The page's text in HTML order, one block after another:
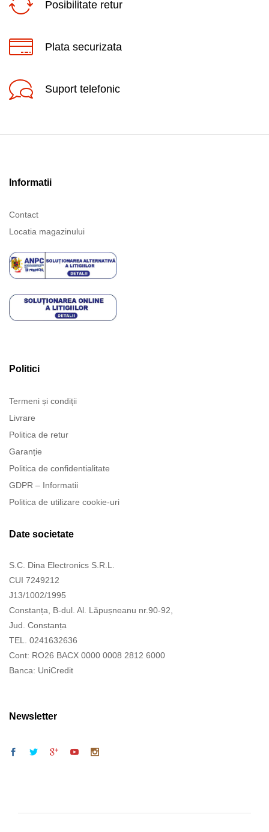
Posibilitate retur
Plata securizata
Suport telefonic
Informatii
Contact
Locatia magazinului
Politici
Termeni și condiții
Livrare
Politica de retur
Garanție
Politica de confidentialitate
GDPR – Informatii
Politica de utilizare cookie-uri
Date societate
S.C. Dina Electronics S.R.L.
CUI 7249212
J13/1002/1995
Constanța, B-dul. Al. Lăpușneanu nr.90-92,
Jud. Constanța
TEL. 0241632636
Cont: RO26 BACX 0000 0008 2812 6000
Banca: UniCredit
Newsletter